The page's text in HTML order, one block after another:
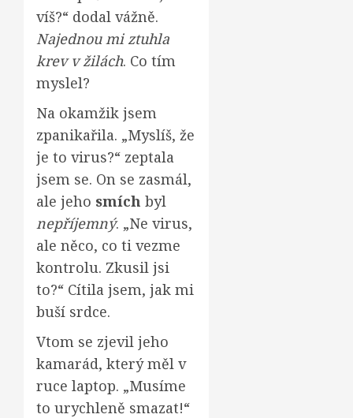
víš?“ dodal vážně.
Najednou mi ztuhla
krev v žilách. Co tím
myslel?
Na okamžik jsem
zpanikařila. „Myslíš, že
je to virus?“ zeptala
jsem se. On se zasmál,
ale jeho smích byl
nepříjemný. „Ne virus,
ale něco, co ti vezme
kontrolu. Zkusil jsi
to?“ Cítila jsem, jak mi
buší srdce.
Vtom se zjevil jeho
kamarád, který měl v
ruce laptop. „Musíme
to urychleně smazat!“